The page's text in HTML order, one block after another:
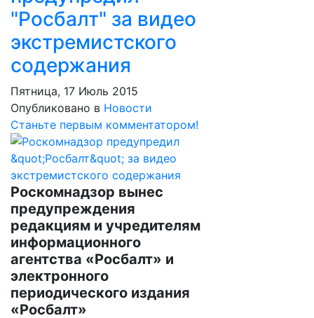
"Росбалт" за видео
экстремистского
содержания
Пятница, 17 Июль 2015
Опубликовано в Новости
Станьте первым комментатором!
Роскомнадзор вынес
предупреждения
редакциям и учредителям
информационного
агентства «Росбалт» и
электронного
периодического издания
«Росбалт»